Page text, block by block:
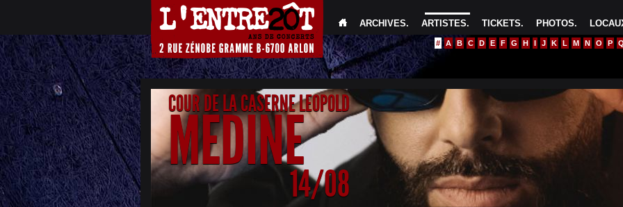
PHOTOS.
TICKETS.
ARTISTES.
ARCHIVES.
# A B C D E F G H I J K L M N O P
COUR DE LA CASERNE LEOPOLD
MEDINE
14/08